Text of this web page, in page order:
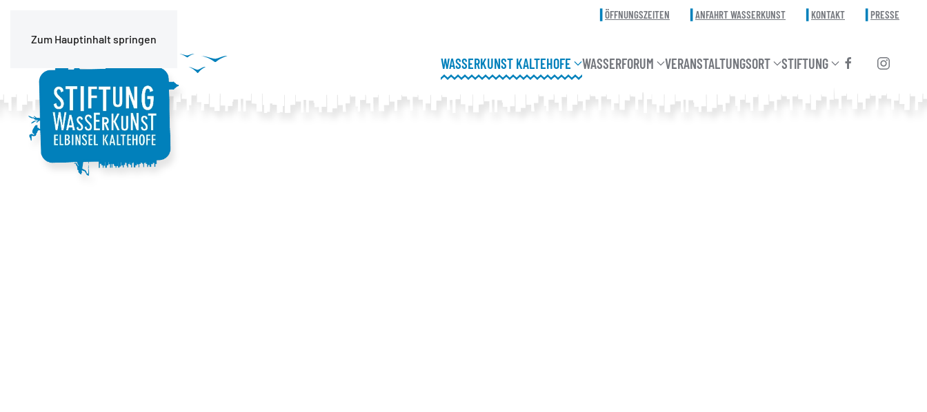
Zum Hauptinhalt springen
ÖFFNUNGSZEITEN ANFAHRT WASSERKUNST KONTAKT PRESSE
WASSERKUNST KALTEHOFE WASSERFORUM VERANSTALTUNGSORT STIFTUNG